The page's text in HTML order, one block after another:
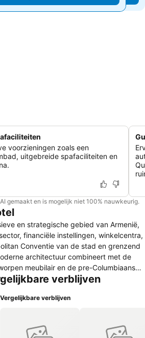
voorzieningen zoals een
uitgebreide spafaciliteiten en
gemaakt en is mogelijk niet 100% nauwkeurig.
en strategische gebied van Armenië,
financiële instellingen, winkelcentra,
Conventie van de stad en grenzend
architectuur combineert met de
meubilair en de pre-Columbiaanse
hun ruimtes te decoreren. Hij heeft 125
conferentiecentrum met een capaciteit
zwembad, jacuzzi, Turkse, sauna, gebied
verblijven
Vergelijkbare verblijven